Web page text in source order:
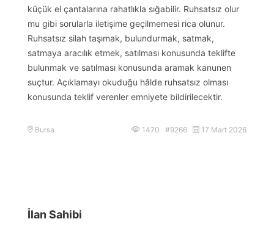
küçük el çantalarına rahatlıkla sığabilir. Ruhsatsız olur
mu gibi sorularla iletişime geçilmemesi rica olunur.
Ruhsatsız silah taşımak, bulundurmak, satmak,
satmaya aracılık etmek, satılması konusunda teklifte
bulunmak ve satılması konusunda aramak kanunen
suçtur. Açıklamayı okuduğu hâlde ruhsatsız olması
konusunda teklif verenler emniyete bildirilecektir.
Bursa 1470 #9266 17 Mart 2026
İlan Sahibi